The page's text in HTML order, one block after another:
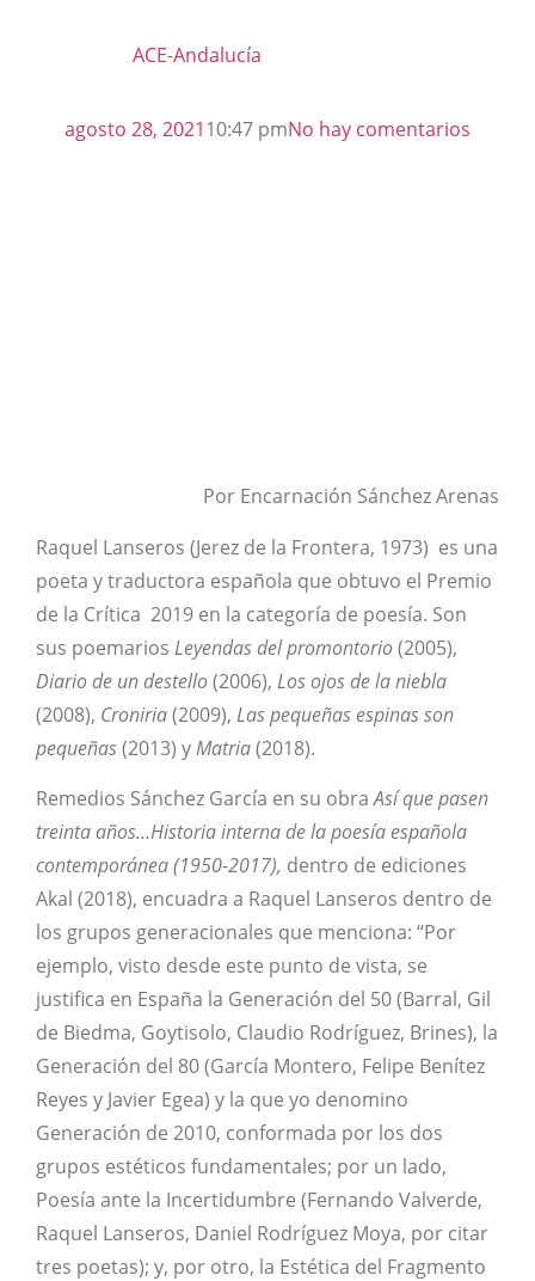
ACE-Andalucía
agosto 28, 202110:47 pmNo hay comentarios
Por Encarnación Sánchez Arenas
Raquel Lanseros (Jerez de la Frontera, 1973) es una
poeta y traductora española que obtuvo el Premio
de la Crítica 2019 en la categoría de poesía. Son
sus poemarios Leyendas del promontorio(2005),
Diario de un destello(2006), Los ojos de la niebla
(2008), Croniria(2009), Las pequeñas espinas son
pequeñas(2013) yMatria(2018).
Remedios Sánchez García en su obraAsí que pasen
treinta años…Historia interna de la poesía española
contemporánea (1950-2017), dentro de ediciones
Akal (2018), encuadra a Raquel Lanseros dentro de
los grupos generacionales que menciona: “Por
ejemplo, visto desde este punto de vista, se
justifica en Espa­ña la Generación del 50 (Barral, Gil
de Biedma, Goytisolo, Claudio Rodríguez, Brines), la
Generación del 80 (García Montero, Felipe Benítez
Reyes y Javier Egea) y la que yo denomino
Generación de 2010, conformada por los dos
grupos estéticos fundamentales; por un lado,
Poesía ante la Incertidumbre (Fernando Valverde,
Raquel Lanseros, Daniel Rodríguez Moya, por citar
tres poetas); y, por otro, la Estética del Fragmento